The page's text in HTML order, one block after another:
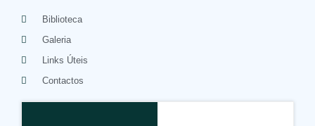
Biblioteca
Galeria
Links Úteis
Contactos